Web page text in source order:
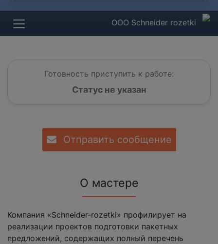
ООО Schneider rozetki
Готовность приступить к работе:
Статус не указан
Отправить сообщение
О мастере
Компания «Schneider-rozetki» профилирует на
реализации проектов подготовки пакетных
предложений, содержащих полный перечень